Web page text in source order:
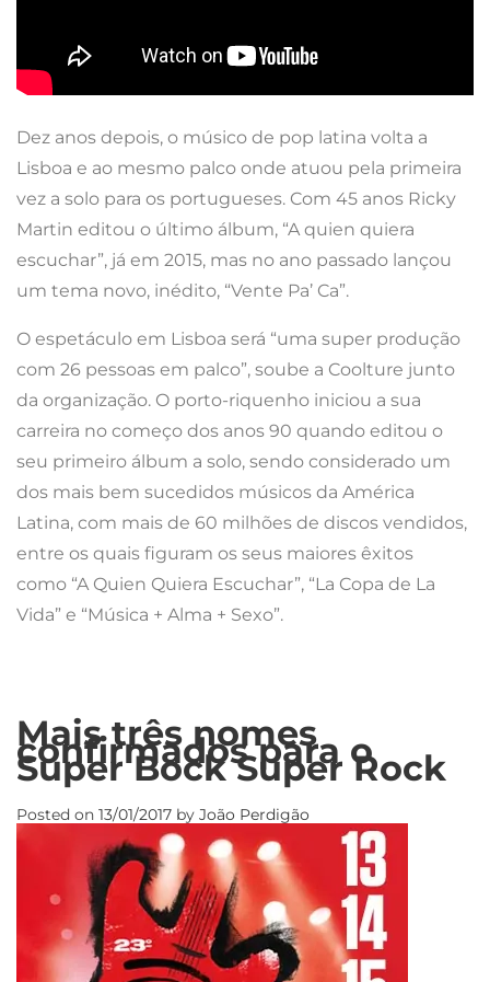
Dez anos depois, o músico de pop latina volta a
Lisboa e ao mesmo palco onde atuou pela primeira
vez a solo para os portugueses. Com 45 anos Ricky
Martin editou o último álbum, “A quien quiera
escuchar”, já em 2015, mas no ano passado lançou
um tema novo, inédito, “Vente Pa’ Ca”.
O espetáculo em Lisboa será “uma super produção
com 26 pessoas em palco”, soube a Coolture junto
da organização. O porto-riquenho iniciou a sua
carreira no começo dos anos 90 quando editou o
seu primeiro álbum a solo, sendo considerado um
dos mais bem sucedidos músicos da América
Latina, com mais de 60 milhões de discos vendidos,
entre os quais figuram os seus maiores êxitos
como “A Quien Quiera Escuchar”, “La Copa de La
Vida” e “Música + Alma + Sexo”.
Mais três nomes
confirmados para o
Super Bock Super Rock
Posted on 13/01/2017 by João Perdigão